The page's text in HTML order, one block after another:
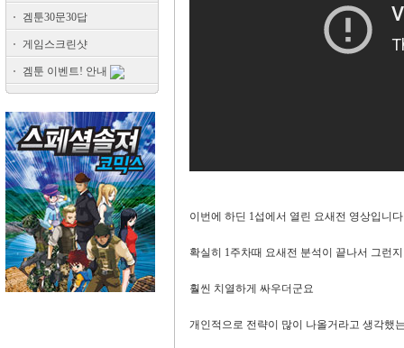
겜툰30문30답
게임스크린샷
겜툰 이벤트! 안내
이번에 하딘 1섭에서 열린 요새전 영상입니다
확실히 1주차때 요새전 분석이 끝나서 그런지
훨씬 치열하게 싸우더군요
개인적으로 전략이 많이 나올거라고 생각했